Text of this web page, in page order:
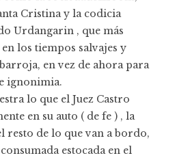
Cristina y la codicia
Urdangarin , que más
los tiempos salvajes y
en vez de ahora para
ignonimia.
lo que el Juez Castro
en su auto ( de fe ) , la
resto de lo que van a bordo,
estocada en el